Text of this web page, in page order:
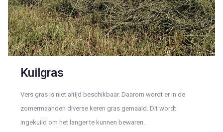
Kuilgras
Vers gras is niet altijd beschikbaar. Daarom wordt er in de
zomermaanden diverse keren gras gemaaid. Dit wordt
ingekuild om het langer te kunnen bewaren.